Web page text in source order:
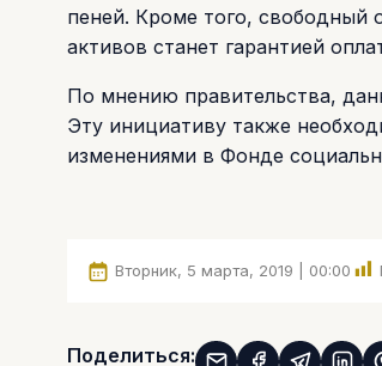
пеней. Кроме того, свободный
активов станет гарантией
По мнению правительства,
Эту инициативу также
изменениями в Фонде
Вторник, 5 марта, 2019 | 00:00
Поделиться: